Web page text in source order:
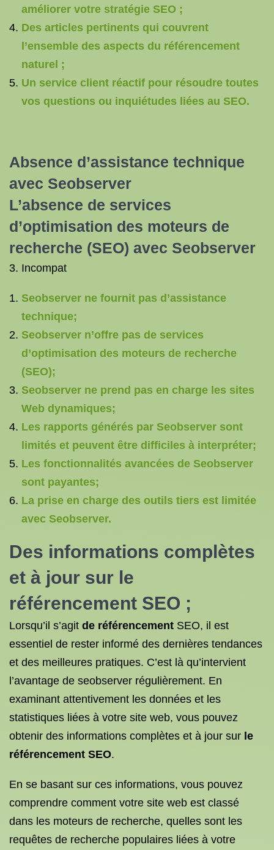
améliorer votre stratégie SEO ;
Des articles pertinents qui couvrent
l’ensemble des aspects du référencement
naturel ;
Un service client réactif pour résoudre toutes
vos questions ou inquiétudes liées au SEO.
Absence d’assistance technique
avec Seobserver
L’absence de services
d’optimisation des moteurs de
recherche (SEO) avec Seobserver
3. Incompat
Seobserver ne fournit pas d’assistance
technique;
Seobserver n’offre pas de services
d’optimisation des moteurs de recherche
(SEO);
Seobserver ne prend pas en charge les sites
Web dynamiques;
Les rapports générés par Seobserver sont
limités et peuvent être difficiles à interpréter;
Les fonctionnalités avancées de Seobserver
sont payantes;
La prise en charge des outils tiers est limitée
avec Seobserver.
Des informations complètes
et à jour sur le
référencement SEO ;
Lorsqu’il s’agit de référencement SEO, il est
essentiel de rester informé des dernières tendances
et des meilleures pratiques. C’est là qu’intervient
l’avantage de seobserver régulièrement. En
examinant attentivement les données et les
statistiques liées à votre site web, vous pouvez
obtenir des informations complètes et à jour sur le
référencement SEO.
En se basant sur ces informations, vous pouvez
comprendre comment votre site web est classé
dans les moteurs de recherche, quelles sont les
requêtes de recherche populaires liées à votre